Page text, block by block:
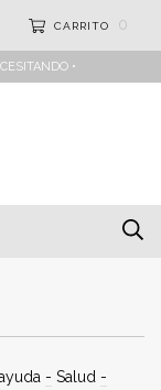
CARRITO 0
•
- Salud -